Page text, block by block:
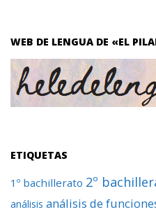
WEB DE LENGUA DE «EL
ETIQUETAS
1º bachillerato 2º
análisis análisis de